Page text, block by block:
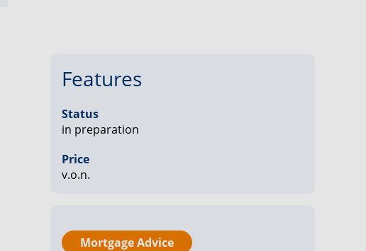
Features
Status
in preparation
Price
v.o.n.
Mortgage Advice